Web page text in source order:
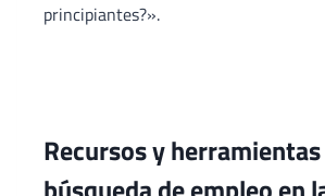
principiantes?».
Recursos y